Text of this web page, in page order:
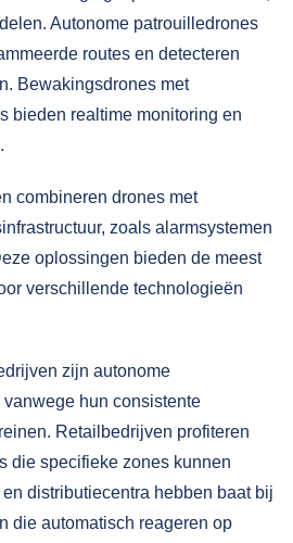
Autonome patrouilledrones
routes en detecteren
Bewakingsdrones met
bieden realtime monitoring en
combineren drones met
zoals alarmsystemen
oplossingen bieden de meest
verschillende technologieën
zijn autonome
hun consistente
Retailbedrijven profiteren
die specifieke zones kunnen
distributiecentra hebben baat bij
die automatisch reageren op